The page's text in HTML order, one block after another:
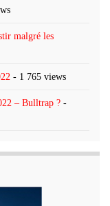
malgré les
- 1 765 views
– Bulltrap ? -